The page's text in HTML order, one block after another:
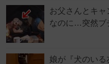
お父さんとキ
なのに…突然ブ
娘が『犬のい